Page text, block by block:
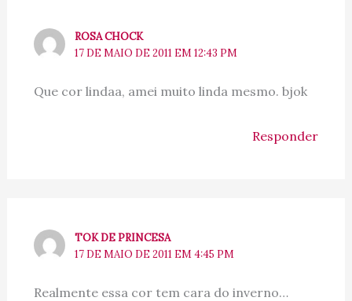
ROSA CHOCK
17 DE MAIO DE 2011 EM 12:43 PM
Que cor lindaa, amei muito linda mesmo. bjok
Responder
TOK DE PRINCESA
17 DE MAIO DE 2011 EM 4:45 PM
Realmente essa cor tem cara do inverno…